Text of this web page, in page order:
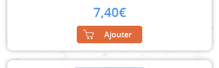
7,40€
Ajouter